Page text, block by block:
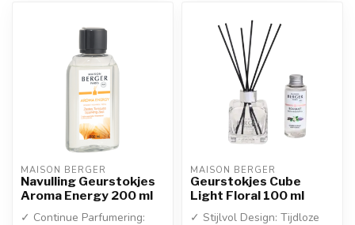
MAISON BERGER
Navulling Geurstokjes
Aroma Energy 200 ml
✓ Continue Parfumering:
MAISON BERGER
Geurstokjes Cube
Light Floral 100 ml
✓ Stijlvol Design: Tijdloze